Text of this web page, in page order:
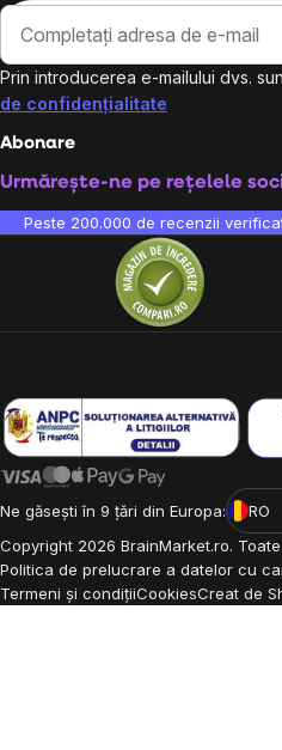
Prin introducerea e-mailului dvs.
de confidențialitate
Abonare
Urmărește-ne pe rețelele
Peste 200.000 de recenzii
Ne găsești în 9 țări din Europa:
RO
Copyright 2026 BrainMarket.ro.
Politica de prelucrare a datelor cu
Termeni și condițiiCookiesCreat de